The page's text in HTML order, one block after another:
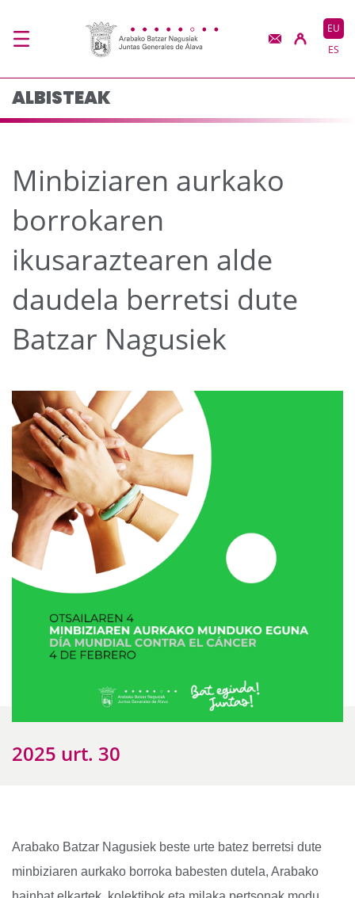
Minbiziaren aurkako
EU
ES
ALBISTEAK
Minbiziaren aurkako
borrokaren
ikusaraztearen alde
daudela berretsi dute
Batzar Nagusiek
2025 urt. 30
Arabako Batzar Nagusiek beste urte batez berretsi dute
minbiziaren aurkako borroka babesten dutela, Arabako